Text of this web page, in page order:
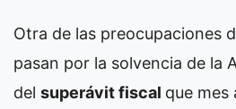
Otra de las preocupaciones
pasan por la solvencia de la
del superávit fiscal que mes